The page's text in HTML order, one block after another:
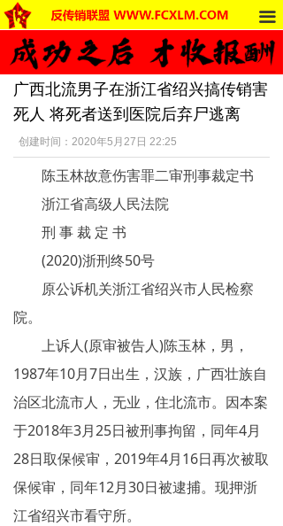
끀
首页
法律法规
反传销动态
受害者讲述
反传销杂谈
死人事件
传销的种类
南派传销
北派传销
精神传销
求助专区
广西北流男子在浙江省绍兴搞传销害
死人 将死者送到医院后弃尸逃离
创建时间： 2020年5月27日 22:25
陈玉林故意伤害罪二审刑事裁定书
浙江省高级人民法院
刑 事 裁 定 书
(2020)浙刑终50号
原公诉机关浙江省绍兴市人民检察
院。
上诉人(原审被告人)陈玉林，男，
1987年10月7日出生，汉族，广西壮族自
治区北流市人，无业，住北流市。因本案
于2018年3月25日被刑事拘留，同年4月
28日取保候审，2019年4月16日再次被取
保候审，同年12月30日被逮捕。现押浙
江省绍兴市看守所。